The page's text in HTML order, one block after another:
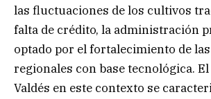
las fluctuaciones de los cultivos
falta de crédito, la administración
optado por el fortalecimiento de
regionales con base tecnológica.
Valdés en este contexto se